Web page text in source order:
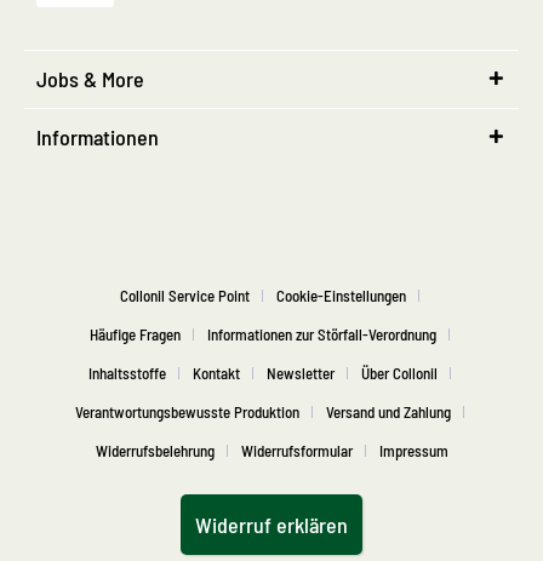
Jobs & More
Informationen
Collonil Service Point
Cookie-Einstellungen
Häufige Fragen
Informationen zur Störfall-Verordnung
Inhaltsstoffe
Kontakt Newsletter
Über Collonil
Verantwortungsbewusste Produktion
Versand und Zahlung
Widerrufsbelehrung
Widerrufsformular Impressum
Widerruf erklären